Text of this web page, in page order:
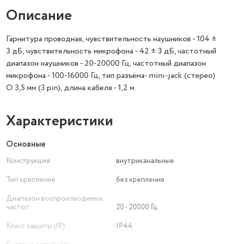
Описание
Гарнитура проводная, чувствительность наушников - 104 ±
3 дБ, чувствительность микрофона - 42 ± 3 дБ, частотный
диапазон наушников - 20-20000 Гц, частотный диапазон
микрофона - 100-16000 Гц, тип разъёма- mini-jack (стерео)
O 3,5 мм (3 pin), длина кабеля - 1,2 м.
Характеристики
Основные
Конструкция
внутриканальные
Тип крепления
без крепления
Диапазон воспроизводимых
частот
20 - 20000 Гц
Класс защиты (IP)
IP44